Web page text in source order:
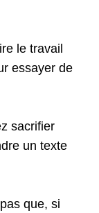
le travail
essayer de
sacrifier
un texte
que, si